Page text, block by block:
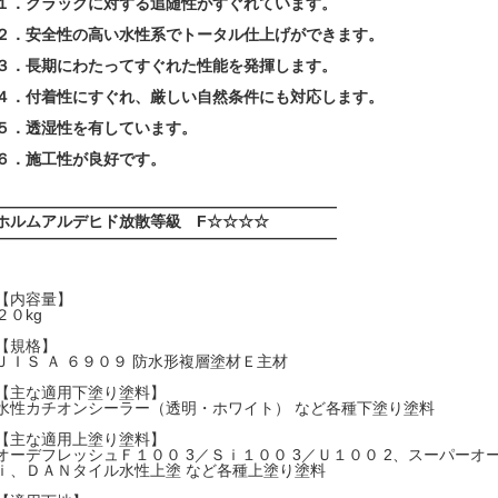
．クラックに対する追随性がすぐれています。
．安全性の高い水性系でトータル仕上げができます。
．長期にわたってすぐれた性能を発揮します。
．付着性にすぐれ、厳しい自然条件にも対応します。
．透湿性を有しています。
．施工性が良好です。
ルムアルデヒド放散等級 F☆☆☆☆
内容量】
０kg
規格】
ＩＳ Ａ ６９０９ 防水形複層塗材Ｅ主材
主な適用下塗り塗料】
性カチオンシーラー（透明・ホワイト） など各種下塗り塗料
主な適用上塗り塗料】
ーデフレッシュＦ１００ 3／Ｓｉ１００ 3／Ｕ１００ 2、スーパーオ
、ＤＡＮタイル水性上塗 など各種上塗り塗料